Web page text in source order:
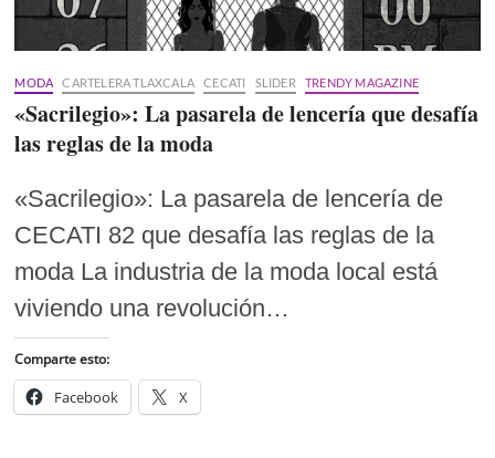
MODA CARTELERA TLAXCALA CECATI SLIDER TRENDY MAGAZINE
«Sacrilegio»: La pasarela de lencería que desafía
las reglas de la moda
«Sacrilegio»: La pasarela de lencería de
CECATI 82 que desafía las reglas de la
moda La industria de la moda local está
viviendo una revolución…
Comparte esto:
Facebook X